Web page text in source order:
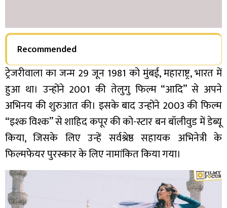
Recommended
ट्रेजरीवाला का जन्म 29 जून 1981 को मुंबई, महाराष्ट्र, भारत में
हुआ था। उन्होंने 2001 की तेलुगु फिल्म “आदि” से अपने
अभिनय की शुरुआत की। इसके बाद उन्होंने 2003 की फिल्म
“इश्क विश्क” से शाहिद कपूर की को-स्टार बन बॉलीवुड में डेब्यू
किया, जिसके लिए उन्हें सर्वश्रेष्ठ सहायक अभिनेत्री के
फिल्मफेयर पुरस्कार के लिए नामांकित किया गया।